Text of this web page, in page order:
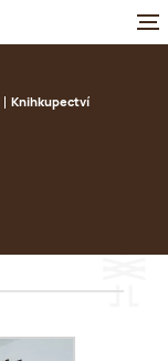
Knihkupectví